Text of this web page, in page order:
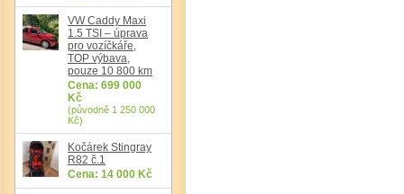
VW Caddy Maxi
1.5 TSI – úprava
pro vozíčkáře,
TOP výbava,
pouze 10 800 km
Cena: 699 000
Kč
(původně 1 250 000
Kč)
Kočárek Stingray
R82 č.1
Cena: 14 000 Kč